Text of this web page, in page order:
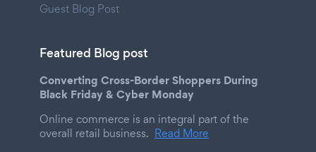
Guest Blog Post
Featured Blog post
Converting Cross-Border Shoppers During
Black Friday & Cyber Monday
Online commerce is an integral part of the
overall retail business. Read More